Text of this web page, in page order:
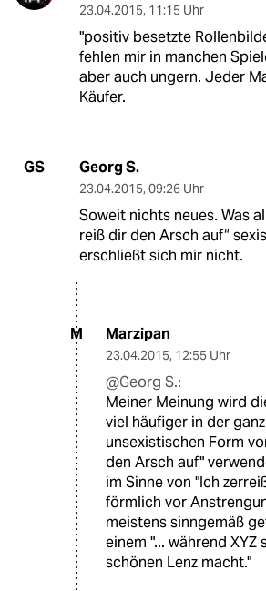
23.04.2015, 11:15 Uhr
"positiv besetzte
fehlen mir in manchen
aber auch ungern. Jeder
Käufer.
GS Georg S.
23.04.2015, 09:26 Uhr
Soweit nichts neues. Was
reiß dir den Arsch auf“
erschließt sich mir nicht.
M Marzipan
23.04.2015, 12:55 Uhr
@Georg S.:
Meiner Meinung wird
viel häufiger in der ganz
unsexistischen Form
den Arsch auf"
im Sinne von "Ich
förmlich vor
meistens sinngemäß
einem "... während XYZ
schönen Lenz macht."